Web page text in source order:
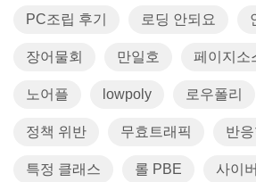
PC조립 후기 로딩 안되요
장어물회 만일호 페이지소
노어플 lowpoly 로우폴리
정책 위반 무효트래픽 반응
특정 클래스 롤 PBE 사이